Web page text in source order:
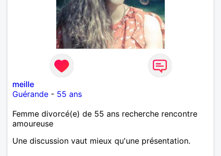
meille
Guérande - 55 ans
Femme divorcé(e) de 55 ans recherche rencontre
amoureuse
Une discussion vaut mieux qu'une présentation.